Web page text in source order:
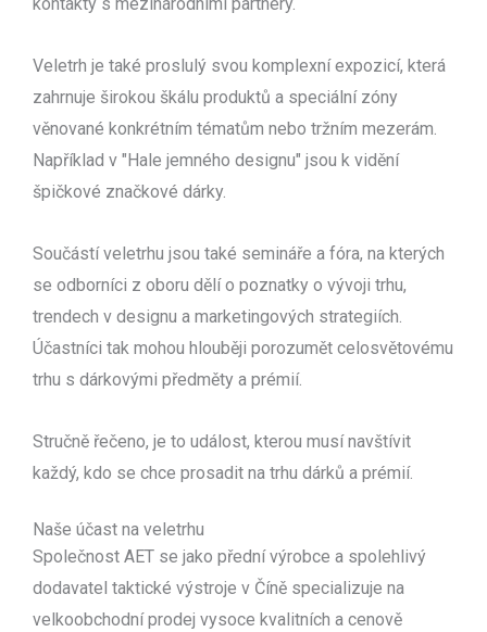
Veletrh je také proslulý svou komplexní expozicí, která
zahrnuje širokou škálu produktů a speciální zóny
věnované konkrétním tématům nebo tržním mezerám.
Například v "Hale jemného designu" jsou k vidění
špičkové značkové dárky.
Součástí veletrhu jsou také semináře a fóra, na kterých
se odborníci z oboru dělí o poznatky o vývoji trhu,
trendech v designu a marketingových strategiích.
Účastníci tak mohou hlouběji porozumět celosvětovému
trhu s dárkovými předměty a prémií.
Stručně řečeno, je to událost, kterou musí navštívit
každý, kdo se chce prosadit na trhu dárků a prémií.
Naše účast na veletrhu
Společnost AET se jako přední výrobce a spolehlivý
dodavatel taktické výstroje v Číně specializuje na
velkoobchodní prodej vysoce kvalitních a cenově